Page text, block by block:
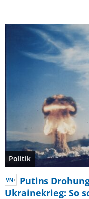
Politik
Putins
Ukrainekrieg: So